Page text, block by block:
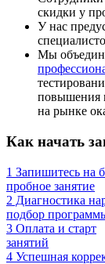
скидки у
У нас
Мы
повышения
на рынке
Как начать
1 Запишитесь на
пробное занятие
2 Диагностика
подбор
3 Оплата и старт
занятий
4 Успешная